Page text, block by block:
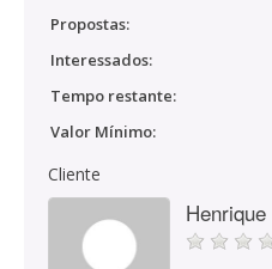
Propostas:
Interessados:
Tempo restante:
Valor Mínimo:
Cliente
Henrique